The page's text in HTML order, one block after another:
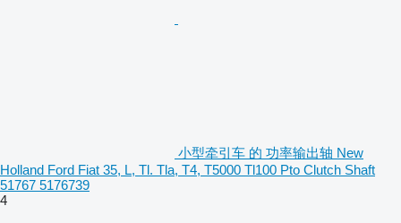
小型牵引车 的 功率输出轴 New
Holland Ford Fiat 35, L, Tl. Tla, T4, T5000 Tl100 Pto Clutch Shaft
51767 5176739
4